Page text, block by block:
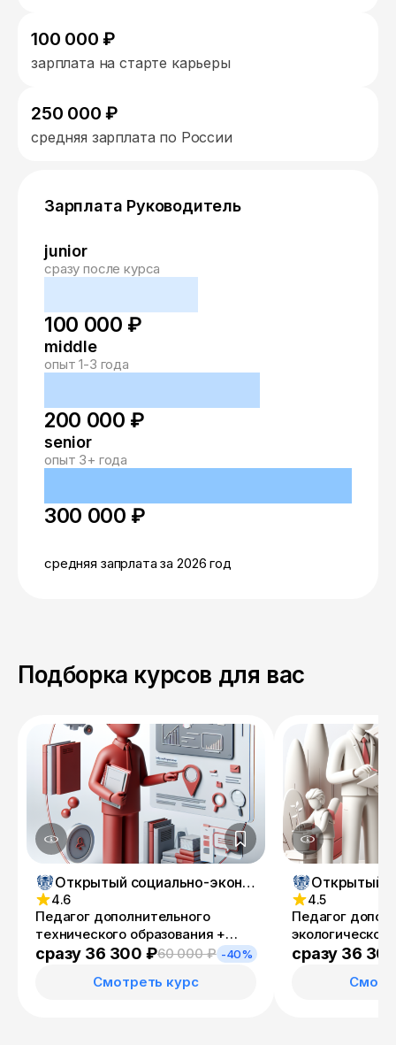
100 000 ₽
зарплата на старте карьеры
250 000 ₽
средняя зарплата по России
Зарплата Руководитель
junior
сразу после курса
100 000 ₽
middle
опыт 1-3 года
200 000 ₽
senior
опыт 3+ года
300 000 ₽
средняя запрлата за 2026 год
Подборка курсов для вас
Открытый социально-экономический колледж
4.6
Педагог дополнительного
технического образования +
Специалист по
сразу 36 300 ₽60 000 ₽ -40%
Смотреть курс
4.5
Педагог
Учитель
сразу 36